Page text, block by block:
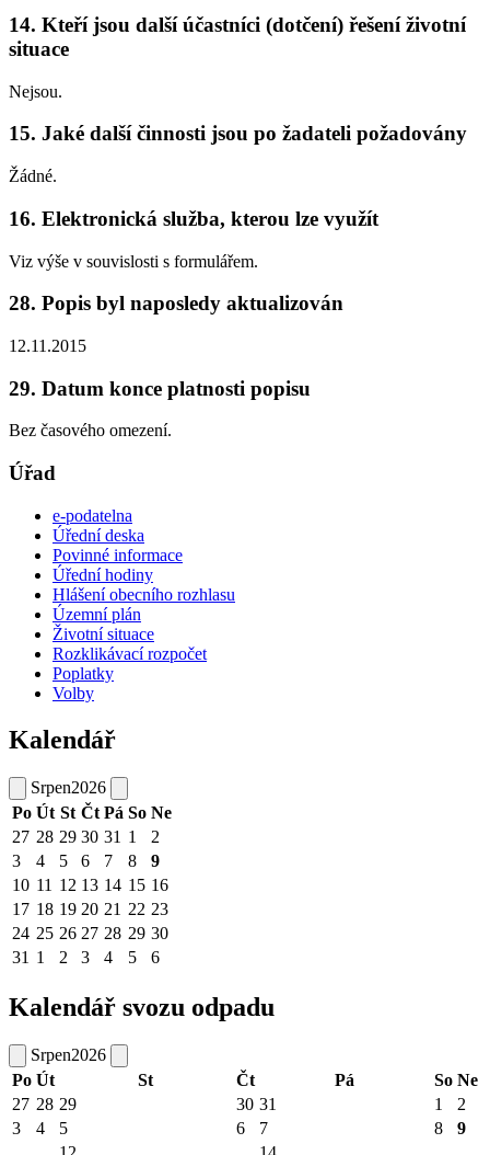
14. Kteří jsou další účastníci (dotčení) řešení životní
situace
Nejsou.
15. Jaké další činnosti jsou po žadateli požadovány
Žádné.
16. Elektronická služba, kterou lze využít
Viz výše v souvislosti s formulářem.
28. Popis byl naposledy aktualizován
12.11.2015
29. Datum konce platnosti popisu
Bez časového omezení.
Úřad
e-podatelna
Úřední deska
Povinné informace
Úřední hodiny
Hlášení obecního rozhlasu
Územní plán
Životní situace
Rozklikávací rozpočet
Poplatky
Volby
Kalendář
Srpen2026
Po Út St Čt Pá So Ne
27 28 29 30 31 1
2
3
4 5 6 7 8
9
10 11 12 13 14 15 16
17 18 19 20 21 22 23
24 25 26 27 28 29 30
31 1 2 3 4 5 6
Kalendář svozu odpadu
Srpen2026
Po Út St Čt Pá So Ne
27 28 29 30 31 1
2
3
4 5 6 7 8
9